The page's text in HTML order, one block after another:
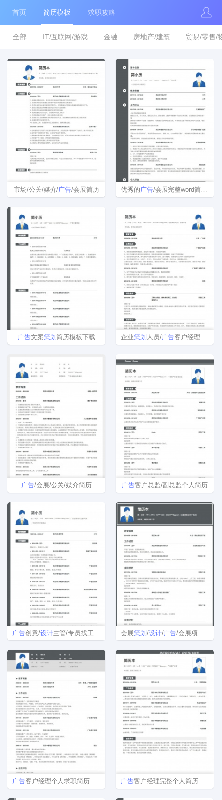
首页 简历模板 求职攻略
全部 IT/互联网/游戏 金融 房地产/建筑 贸易/零售/
市场/公关/媒介/广告/会展简历 优秀的广告/会展完整word简历模板下载
广告文案策划 简历模板下载 企业策划 人员/广告客户经理简历模板
广告/会展/公关/媒介简历 广告客户总监/副总监个人简历
广告创意/设计主管/专员找工作简历模板下载 会展策划 /设计/广告/会展项目管理/其他简历模板
广告客户经理个人求职简历模板范文 广告客户经理完整个人简历样本